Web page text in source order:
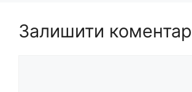
Залишити коментар